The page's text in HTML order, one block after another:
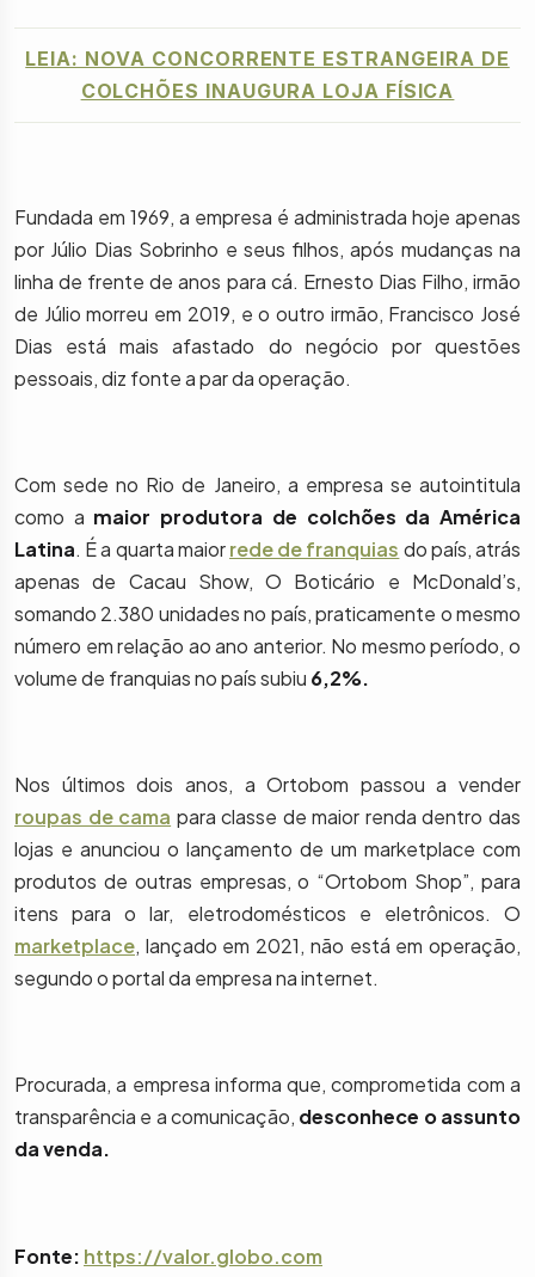
LEIA: NOVA CONCORRENTE ESTRANGEIRA DE
COLCHÕES INAUGURA LOJA FÍSICA
Fundada em 1969, a empresa é administrada hoje apenas
por Júlio Dias Sobrinho e seus filhos, após mudanças na
linha de frente de anos para cá. Ernesto Dias Filho, irmão
de Júlio morreu em 2019, e o outro irmão, Francisco José
Dias está mais afastado do negócio por questões
pessoais, diz fonte a par da operação.
Com sede no Rio de Janeiro, a empresa se autointitula
como a maior produtora de colchões da América
Latina. É a quarta maiorrede de franquias do país, atrás
apenas de Cacau Show, O Boticário e McDonald’s,
somando 2.380 unidades no país, praticamente o mesmo
número em relação ao ano anterior. No mesmo período, o
volume de franquias no país subiu 6,2%.
Nos últimos dois anos, a Ortobom passou a vender
roupas de cama para classe de maior renda dentro das
lojas e anunciou o lançamento de um marketplace com
produtos de outras empresas, o “Ortobom Shop”, para
itens para o lar, eletrodomésticos e eletrônicos. O
marketplace, lançado em 2021, não está em operação,
segundo o portal da empresa na internet.
Procurada, a empresa informa que, comprometida com a
transparência e a comunicação, desconhece o assunto
da venda.
Fonte: https://valor.globo.com